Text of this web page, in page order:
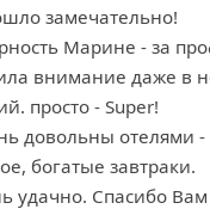
замечательно!
Марине - за
внимание даже в
просто - Super!
довольны отелями
богатые завтраки.
удачно. Спасибо